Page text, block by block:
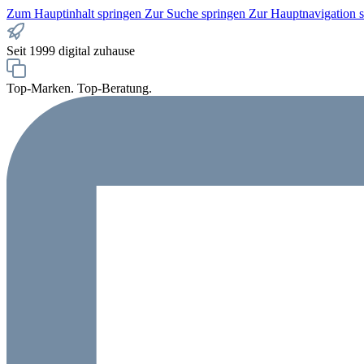
Zum Hauptinhalt springen Zur Suche springen Zur Hauptnavigation
Seit 1999 digital zuhause
Top-Marken. Top-Beratung.